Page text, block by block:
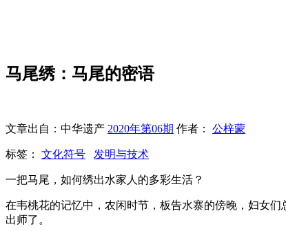
马尾绣：马尾的密语
文章出自：中华遗产 2020年第06期 作者： 公梓蒙
标签： 文化符号 发明与技术
一把马尾，如何绣出水家人的多彩生活？
在韦桃花的记忆中，农闲时节，板告水寨的傍晚，妇女
出师了。